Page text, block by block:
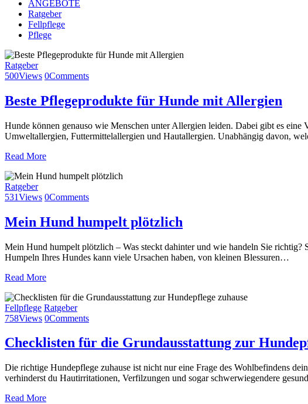
ANGEBOTE
Ratgeber
Fellpflege
Pflege
Ratgeber
500Views 0Comments
Beste Pflegeprodukte für Hunde mit Allergien
Hunde können genauso wie Menschen unter Allergien leiden. Dabei gibt es
Umweltallergien, Futtermittelallergien und Hautallergien. Unabhängig davon,
Read More
Ratgeber
531Views 0Comments
Mein Hund humpelt plötzlich
Mein Hund humpelt plötzlich – Was steckt dahinter und wie handeln Sie
Humpeln Ihres Hundes kann viele Ursachen haben, von kleinen Blessuren…
Read More
Fellpflege Ratgeber
758Views 0Comments
Checklisten für die Grundausstattung zur
Die richtige Hundepflege zuhause ist nicht nur eine Frage des Wohlbefindens
verhinderst du Hautirritationen, Verfilzungen und sogar schwerwiegendere
Read More